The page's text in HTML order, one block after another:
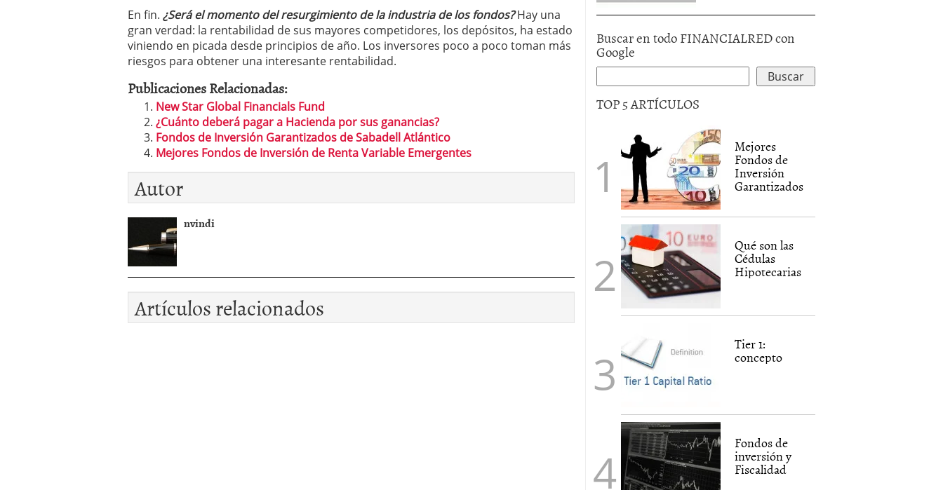
En fin. ¿Será el momento del resurgimiento de la industria de los fondos?Hay una
gran verdad: la rentabilidad de sus mayores competidores, los depósitos, ha estado
viniendo en picada desde principios de año. Los inversores poco a poco toman más
riesgos para obtener una interesante rentabilidad.
Publicaciones Relacionadas:
New Star Global Financials Fund
¿Cuánto deberá pagar a Hacienda por sus ganancias?
Fondos de Inversión Garantizados de Sabadell Atlántico
Mejores Fondos de Inversión de Renta Variable Emergentes
Autor
nvindi
Artículos relacionados
Buscar en todo FINANCIALRED con
Google
TOP 5 ARTÍCULOS
Mejores
Fondos de
Inversión
Garantizados
Qué son las
Cédulas
Hipotecarias
Tier 1:
concepto
Fondos de
inversión y
Fiscalidad